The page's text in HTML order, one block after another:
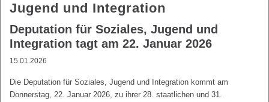
Jugend und Integration
Deputation für Soziales, Jugend und
Integration tagt am 22. Januar 2026
15.01.2026
Die Deputation für Soziales, Jugend und Integration kommt am
Donnerstag, 22. Januar 2026, zu ihrer 28. staatlichen und 31.